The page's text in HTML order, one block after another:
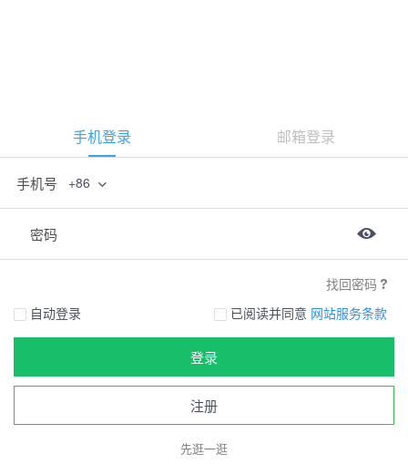
手机登录 邮箱登录
手机号 +86
密码
找回密码
自动登录
已阅读并同意 网站服务条款
登录
注册
先逛一逛